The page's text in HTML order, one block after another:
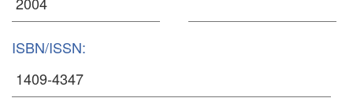
ISBN/ISSN: